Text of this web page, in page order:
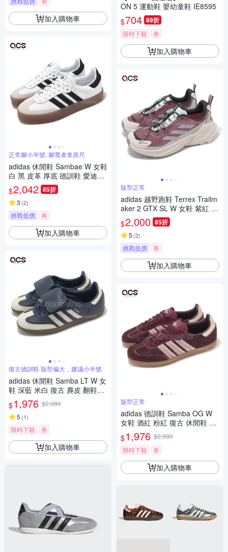
加入購物車
正常腳小半號, 腳寬者拿原尺
adidas 休閒鞋 Sambae W 女鞋
白 黑 皮革 厚底 德訓鞋 愛迪達
JI1349
$2,042 85折
3 (2)
挑戰低價 券
加入購物車
復古德訓鞋 版型偏大，建議小半號
adidas 休閒鞋 Samba LT W 女
鞋 深藍 米白 復古 麂皮 翻鞋舌
德訓鞋 愛迪達 JH5705
$1,976 $2,080
5 (1)
限時下殺 券
加入購物車
ON 5 運動鞋 嬰幼童鞋 IE8595
$704 89折
限時下殺 券
加入購物車
版型正常
adidas 越野跑鞋 Terrex Trailm
aker 2 GTX SL W 女鞋 紫紅 防
水 機能 愛迪達 JP5242
$2,000 85折
5 (2)
挑戰低價 券
加入購物車
版型正常
adidas 德訓鞋 Samba OG W
女鞋 酒紅 粉紅 復古 休閒鞋 馬
毛鞋面 愛迪達 JP5330
$1,976 $2,080
限時下殺
券
加入購物車